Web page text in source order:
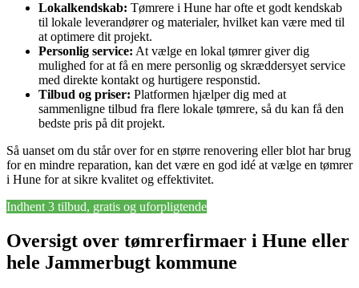
Lokalkendskab: Tømrere i Hune har ofte et godt kendskab
til lokale leverandører og materialer, hvilket kan være med til
at optimere dit projekt.
Personlig service: At vælge en lokal tømrer giver dig
mulighed for at få en mere personlig og skræddersyet service
med direkte kontakt og hurtigere responstid.
Tilbud og priser: Platformen hjælper dig med at
sammenligne tilbud fra flere lokale tømrere, så du kan få den
bedste pris på dit projekt.
Så uanset om du står over for en større renovering eller blot har brug
for en mindre reparation, kan det være en god idé at vælge en tømrer
i Hune for at sikre kvalitet og effektivitet.
Indhent 3 tilbud, gratis og uforpligtende
Oversigt over tømrerfirmaer i Hune eller
hele Jammerbugt kommune